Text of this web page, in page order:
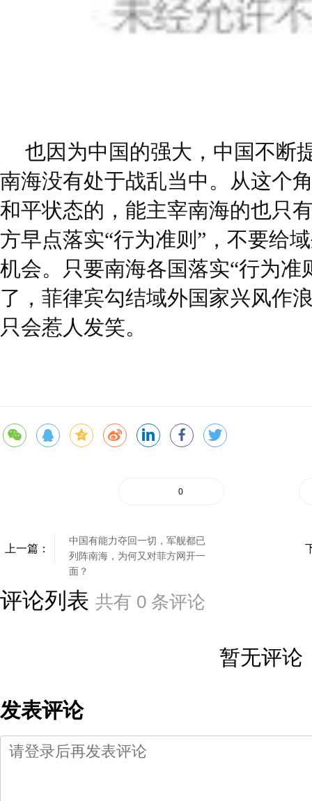
也因为中国的强大，中国不断
南海没有处于战乱当中。从这个
和平状态的，能主宰南海的也只
方早点落实“行为准则”，不要给
机会。只要南海各国落实“行为准
了，菲律宾勾结域外国家兴风作
只会惹人发笑。
0
上一篇：
中国有能力夺回一切，军舰都已
列阵南海，为何又对菲方网开一
面？
评论列表 共有 0 条评论
暂无评论
发表评论